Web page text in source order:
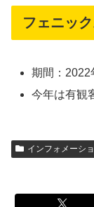
フェニッ
期間：2022
今年は有観
インフォメーシ